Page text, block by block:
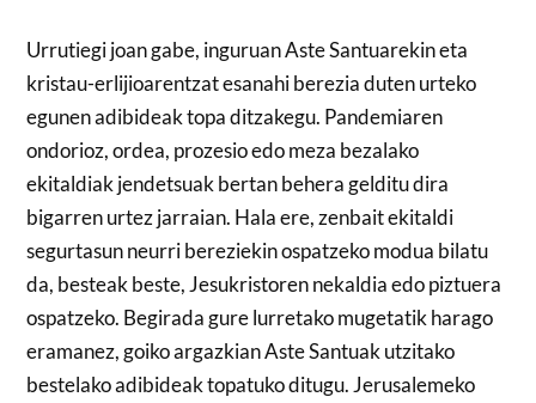
Urrutiegi joan gabe, inguruan Aste Santuarekin eta
kristau-erlijioarentzat esanahi berezia duten urteko
egunen adibideak topa ditzakegu. Pandemiaren
ondorioz, ordea, prozesio edo meza bezalako
ekitaldiak jendetsuak bertan behera gelditu dira
bigarren urtez jarraian. Hala ere, zenbait ekitaldi
segurtasun neurri bereziekin ospatzeko modua bilatu
da, besteak beste, Jesukristoren nekaldia edo piztuera
ospatzeko. Begirada gure lurretako mugetatik harago
eramanez, goiko argazkian Aste Santuak utzitako
bestelako adibideak topatuko ditugu. Jerusalemeko